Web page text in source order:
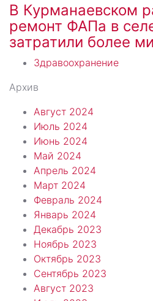
В Курманаевском
ремонт ФАПа в
затратили более
Здравоохранение
Архив
Август 2024
Июль 2024
Июнь 2024
Май 2024
Апрель 2024
Март 2024
Февраль 2024
Январь 2024
Декабрь 2023
Ноябрь 2023
Октябрь 2023
Сентябрь 2023
Август 2023